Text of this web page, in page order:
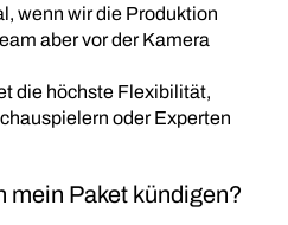
wenn wir die Produktion
aber vor der Kamera
die höchste Flexibilität,
oder Experten
mein Paket kündigen?